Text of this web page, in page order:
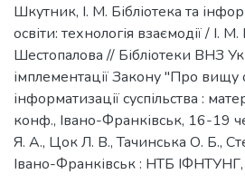
Шкутник, І. М. Бібліотека та
освіти: технологія взаємодії / І.
Шестопалова // Бібліотеки ВНЗ
імплементації Закону "Про вищу
інформатизації суспільства :
конф., Івано-Франківськ, 16-19
Я. А., Цок Л. В., Тачинська О. Б.,
Івано-Франківськ : НТБ